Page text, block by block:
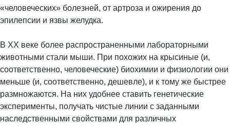
«человеческих» болезней, от артроза и ожирения до
эпилепсии и язвы желудка.
В XX веке более распространенными лабораторными
животными стали мыши. При похожих на крысиные (и,
соответственно, человеческие) биохимии и физиологии они
меньше (и, соответственно, дешевле), и к тому же быстрее
размножаются. На них удобнее ставить генетические
эксперименты, получать чистые линии с заданными
наследственными свойствами для различных